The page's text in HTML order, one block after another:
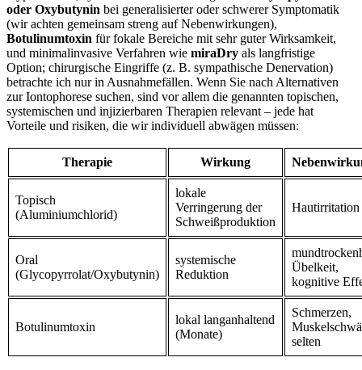
⁣oder Oxybutynin bei generalisierter oder schwerer Symptomatik
⁣(wir achten gemeinsam streng auf Nebenwirkungen),⁣
Botulinumtoxin für ‍fokale Bereiche⁢ mit sehr guter Wirksamkeit,
und minimalinvasive Verfahren wie miraDry als langfristige
Option; chirurgische Eingriffe (z. B. ⁢sympathische Denervation)
betrachte ich ⁣nur in Ausnahmefällen. Wenn Sie nach Alternativen‌
zur​ Iontophorese suchen, sind vor​ allem die ‍genannten topischen,
systemischen und injizierbaren Therapien relevant – jede ‌hat
Vorteile ⁣und risiken, die ‍wir individuell abwägen müssen:
Therapie Wirkung
Topisch
(Aluminiumchlorid)
lokale
Verringerung der
⁣Schweißproduktion
Hautirritation
Oral
(Glycopyrrolat/Oxybutynin)
systemische
Reduktion
Übelkeit,
kognitive
Botulinumtoxin
lokal langanhaltend
(Monate)
Schmerzen,
selten